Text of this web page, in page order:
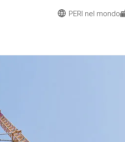
PERI nel mondo